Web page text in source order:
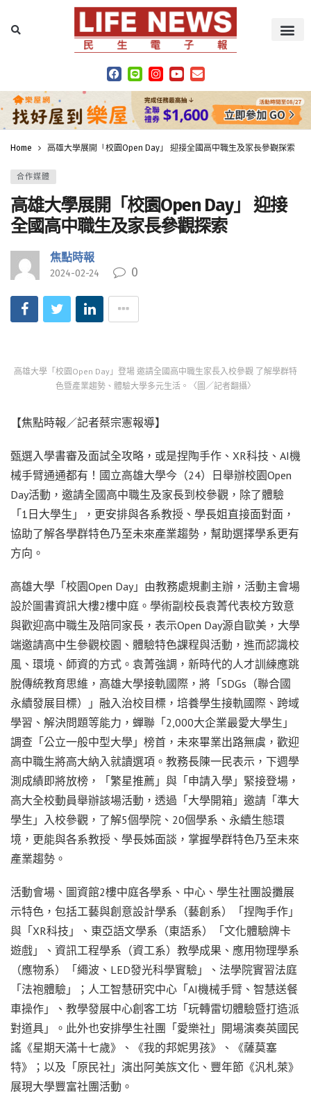
Home 高雄大學展開「校園Open Day」 迎接全國高中職生及家長參觀探索
合作媒體
高雄大學展開「校園Open Day」 迎接
全國高中職生及家長參觀探索
焦點時報
2024-02-24 0
高雄大學「校園Open Day」登場 邀請全國高中職生家長入校參觀 了解學群特
色暨產業趨勢、體驗大學多元生活。〈圖／記者翻攝〉
【焦點時報／記者蔡宗憲報導】
甄選入學書審及面試全攻略，或是捏陶手作、XR科技、AI機
械手臂通通都有！國立高雄大學今（24）日舉辦校園Open
Day活動，邀請全國高中職生及家長到校參觀，除了體驗
「1日大學生」，更安排與各系教授、學長姐直接面對面，
協助了解各學群特色乃至未來產業趨勢，幫助選擇學系更有
方向。
高雄大學「校園Open Day」由教務處規劃主辦，活動主會場
設於圖書資訊大樓2樓中庭。學術副校長袁菁代表校方致意
與歡迎高中職生及陪同家長，表示Open Day源自歐美，大學
端邀請高中生參觀校園、體驗特色課程與活動，進而認識校
風、環境、師資的方式。袁菁強調，新時代的人才訓練應跳
脫傳統教育思維，高雄大學接軌國際，將「SDGs（聯合國
永續發展目標）」融入治校目標，培養學生接軌國際、跨域
學習、解決問題等能力，蟬聯「2,000大企業最愛大學生」
調查「公立一般中型大學」榜首，未來畢業出路無虞，歡迎
高中職生將高大納入就讀選項。教務長陳一民表示，下週學
測成績即將放榜，「繁星推薦」與「申請入學」緊接登場，
高大全校動員舉辦該場活動，透過「大學開箱」邀請「準大
學生」入校參觀，了解5個學院、20個學系、永續生態環
境，更能與各系教授、學長姊面談，掌握學群特色乃至未來
產業趨勢。
活動會場、圖資館2樓中庭各學系、中心、學生社團設攤展
示特色，包括工藝與創意設計學系（藝創系）「捏陶手作」
與「XR科技」、東亞語文學系（東語系）「文化體驗牌卡
遊戲」、資訊工程學系（資工系）教學成果、應用物理學系
（應物系）「繩波、LED發光科學實驗」、法學院實習法庭
「法袍體驗」；人工智慧研究中心「AI機械手臂、智慧送餐
車操作」、教學發展中心創客工坊「玩轉雷切體驗暨打造派
對道具」。此外也安排學生社團「愛樂社」開場演奏英國民
謠《星期天滿十七歲》、《我的邦妮男孩》、《薩莫塞
特》；以及「原民社」演出阿美族文化、豐年節《汎札萊》
展現大學豐富社團活動。